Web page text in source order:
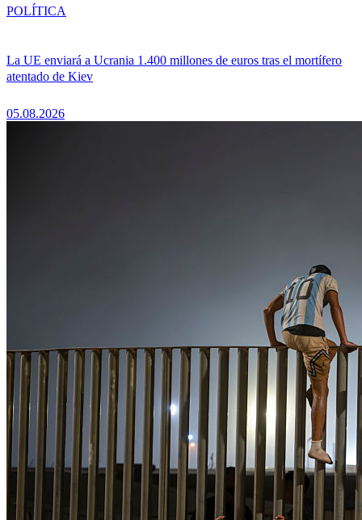
La UE enviará a Ucrania 1.400 millones de euros tras el mortífero
atentado de Kiev
05.08.2026
POLÍTICA